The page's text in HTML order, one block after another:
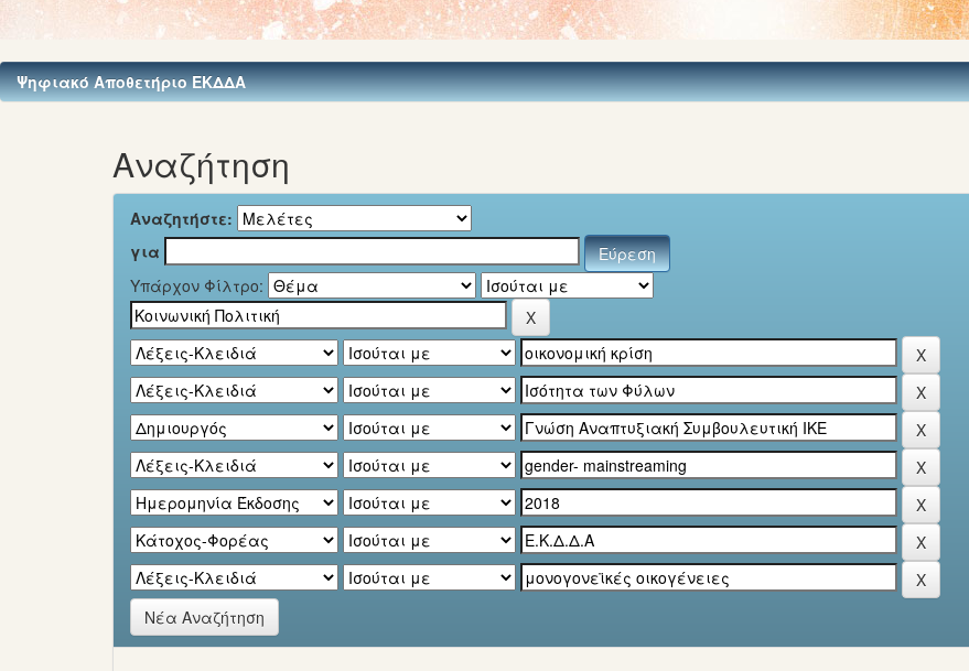
Ψηφιακό Αποθετήριο ΕΚΔΔΑ
Αναζήτηση
Αναζητήστε:
για
Υπάρχον Φίλτρο:
Νέα Αναζήτηση